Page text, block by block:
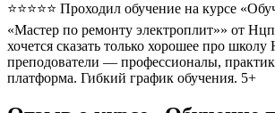
⭐⭐⭐⭐⭐ Проходил обучение на курсе
«Мастер по ремонту электроплит»» от
хочется сказать только хорошее про
преподователи — профессионалы,
платформа. Гибкий график обучения. 5+